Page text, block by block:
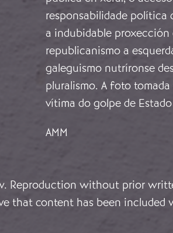
responsabilidade política
a indubidable proxección
republicanismo a
galeguismo nutríronse
pluralismo. A foto
vítima do golpe de
AMM
Reproduction without prior
that content has been